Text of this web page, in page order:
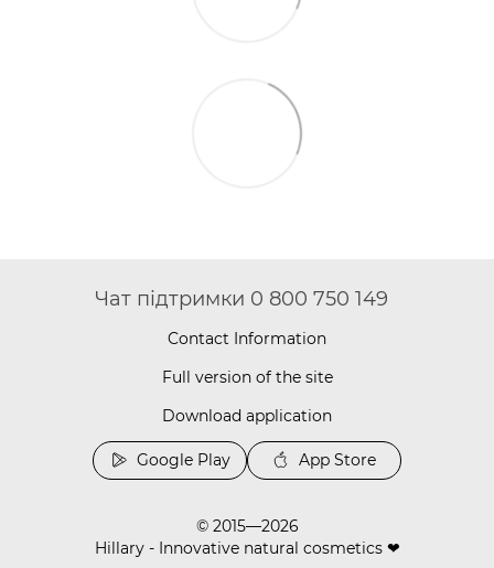
Чат підтримки 0 800 750 149
Contact Information
Full version of the site
Download application
Google Play App Store
© 2015—2026
Hillary - Innovative natural cosmetics ❤